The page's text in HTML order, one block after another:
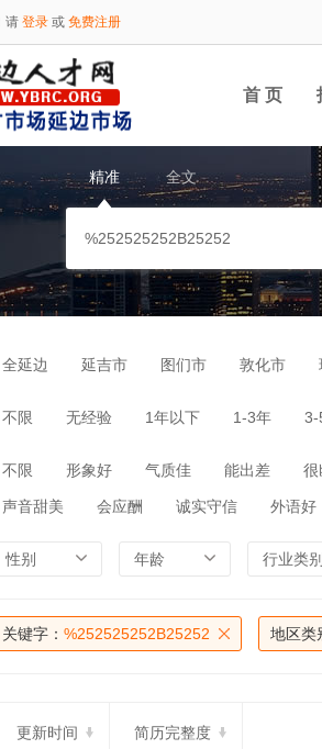
请 登录 或 免费注册
首 页
精准 全文
全延边 延吉市 图们市 敦化市
不限 无经验 1年以下 1-3年 3-
不限 形象好 气质佳 能出差 很
声音甜美 会应酬 诚实守信 外语好
性别 年龄 行业类别
关键字： %252525252B25252 地区类
更新时间 简历完整度